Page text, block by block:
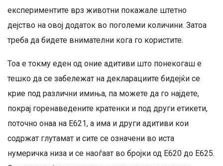
експериментите врз животни покажале штетно
дејство на овој додаток во поголеми количини. Затоа
треба да бидете внимателни кога го користите.
Тоа е токму еден од оние адитиви што понекогаш е
тешко да се забележат на декларациите бидејќи се
крие под различни имиња, па можете да го најдете,
покрај горенаведените кратенки и под други етикети,
поточно онаа на E621, а има и други адитиви кои
содржат глутамат и сите се означени во иста
нумеричка низа и се наоѓаат во бројки од E620 до E625.